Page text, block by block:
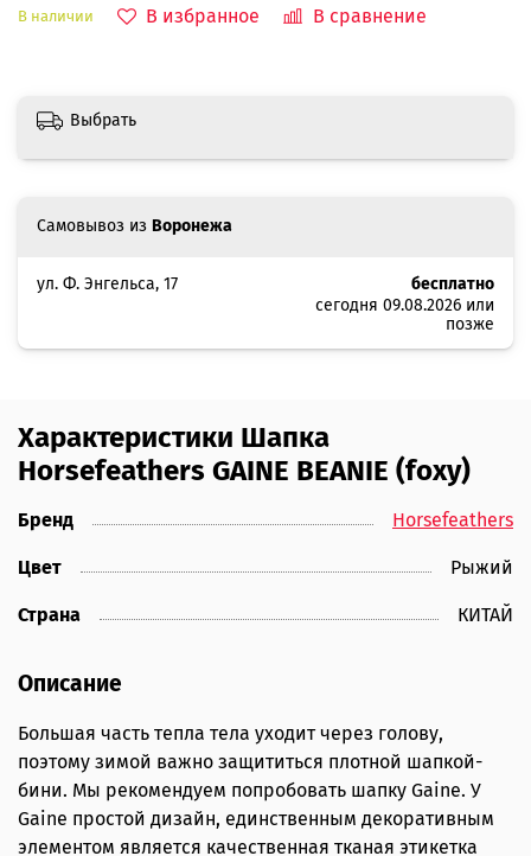
В наличии В избранное В сравнение
Самовывоз из Воронежа
ул. Ф. Энгельса, 17
бесплатно
сегодня 09.08.2026 или
позже
Выбрать
Характеристики Шапка
Horsefeathers GAINE BEANIE (foxy)
Бренд Horsefeathers
Цвет Рыжий
Страна КИТАЙ
Описание
Большая часть тепла тела уходит через голову,
поэтому зимой важно защититься плотной шапкой-
бини. Мы рекомендуем попробовать шапку Gaine. У
Gaine простой дизайн, единственным декоративным
элементом является качественная тканая этикетка